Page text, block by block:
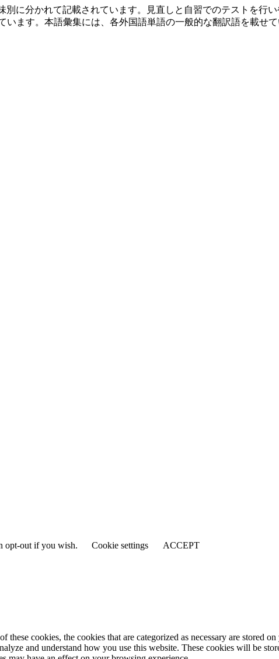
に分かれて記載されています。見直しと自習でのテストを行
ます。本語彙集には、各外国語単語の一般的な翻訳語を載せて
opt-out if you wish. Cookie settings
ACCEPT
cookies, the cookies that are categorized as necessary are stored
and understand how you use this website. These cookies will be